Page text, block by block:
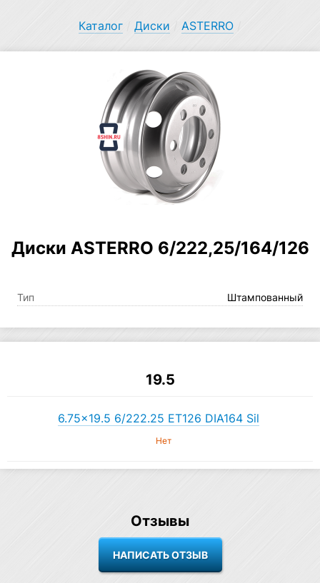
Каталог Диски ASTERRO
Диски ASTERRO 6/222,25/164/126
Тип Штампованный
19.5
6.75×19.5 6/222.25 ET126 DIA164 Sil
Нет
Отзывы